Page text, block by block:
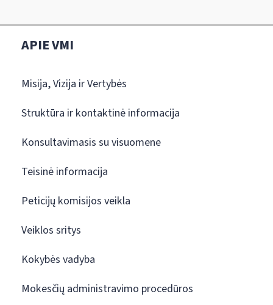
APIE VMI
Misija, Vizija ir Vertybės
Struktūra ir kontaktinė informacija
Konsultavimasis su visuomene
Teisinė informacija
Peticijų komisijos veikla
Veiklos sritys
Kokybės vadyba
Mokesčių administravimo procedūros